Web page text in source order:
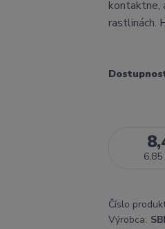
kontaktne,
rastlinách.
6,85
Číslo
Výrobca: